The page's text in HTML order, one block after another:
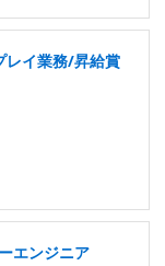
レイ業務/昇給賞
エンジニア